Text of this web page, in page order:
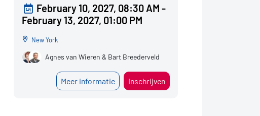
February 10, 2027, 08:30 AM -
February 13, 2027, 01:00 PM
New York
Agnes van Wieren & Bart Breederveld
Meer informatie Inschrijven